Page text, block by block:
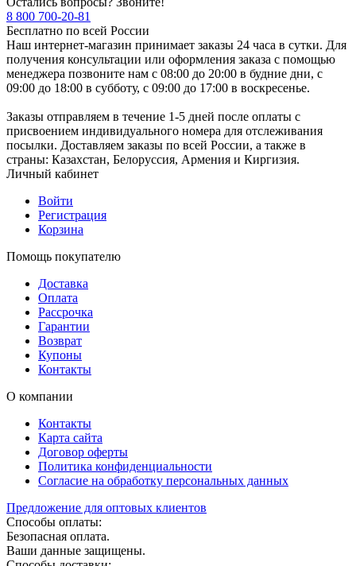
8 800 700-20-81
Бесплатно по всей России
Наш интернет-магазин принимает заказы 24 часа в сутки. Для
получения консультации или оформления заказа с помощью
менеджера позвоните нам с 08:00 до 20:00 в будние дни, с
09:00 до 18:00 в субботу, с 09:00 до 17:00 в воскресенье.
Заказы отправляем в течение 1-5 дней после оплаты с
присвоением индивидуального номера для отслеживания
посылки. Доставляем заказы по всей России, а также в
страны: Казахстан, Белоруссия, Армения и Киргизия.
Личный кабинет
Войти
Регистрация
Корзина
Помощь покупателю
Доставка
Оплата
Рассрочка
Гарантии
Возврат
Купоны
Контакты
О компании
Контакты
Карта сайта
Договор оферты
Политика конфиденциальности
Согласие на обработку персональных данных
Предложение для оптовых клиентов
Способы оплаты:
Безопасная оплата.
Ваши данные защищены.